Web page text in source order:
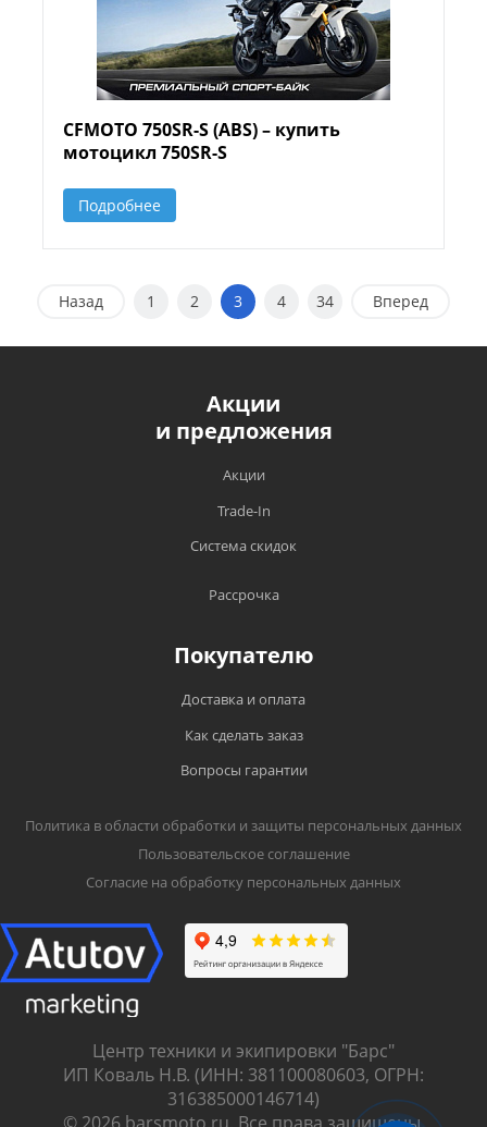
CFMOTO 750SR-S (ABS) – купить
мотоцикл 750SR-S
Подробнее
Назад 1 2 3 4 34 Вперед
Акции
и предложения
Акции
Trade-In
Система скидок
Рассрочка
Покупателю
Доставка и оплата
Как сделать заказ
Вопросы гарантии
Политика в области обработки и защиты персональных данных
Пользовательское соглашение
Согласие на обработку персональных данных
Центр техники и экипировки "Барс"
ИП Коваль Н.В. (ИНН: 381100080603, ОГРН:
316385000146714)